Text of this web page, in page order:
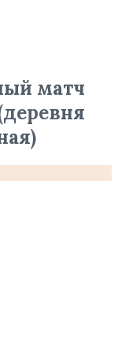
матч